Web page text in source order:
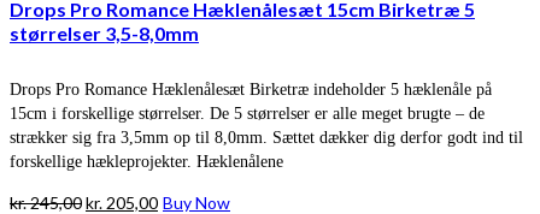
Drops Pro Romance Hæklenålesæt 15cm Birketræ 5
størrelser 3,5-8,0mm
Drops Pro Romance Hæklenålesæt Birketræ indeholder 5 hæklenåle på
15cm i forskellige størrelser. De 5 størrelser er alle meget brugte – de
strækker sig fra 3,5mm op til 8,0mm. Sættet dækker dig derfor godt ind til
forskellige hækleprojekter. Hæklenålene
kr.245,00Den
kr. 205,00Den
Buy Now